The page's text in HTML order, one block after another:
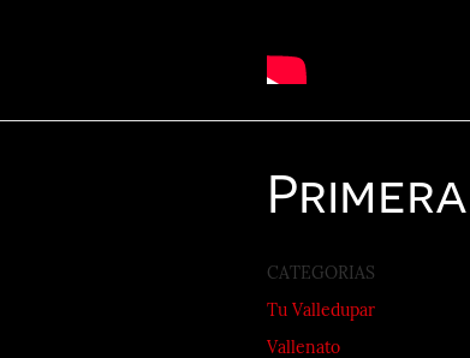
Primera
CATEGORIAS
Tu Valledupar
Vallenato